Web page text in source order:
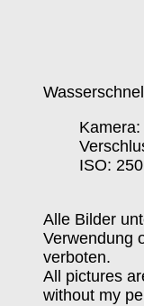
Kamera:
ISO:
Alle Bilder
Verwendung
verboten.
All pictures
without my